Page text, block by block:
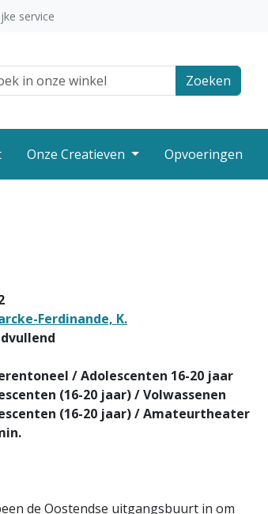
service
veld Zoeken
Onze Creatieven Opvoeringen
Ferdinande, K.
/ Adolescenten 16-20 jaar
(16-20 jaar) / Volwassenen
(16-20 jaar) / Amateurtheater
de Oostendse uitgangsbuurt in om